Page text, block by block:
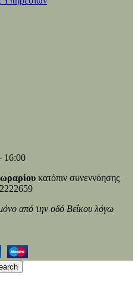
16:00
κατόπιν συνεννόησης
από την οδό Βεΐκου λόγω